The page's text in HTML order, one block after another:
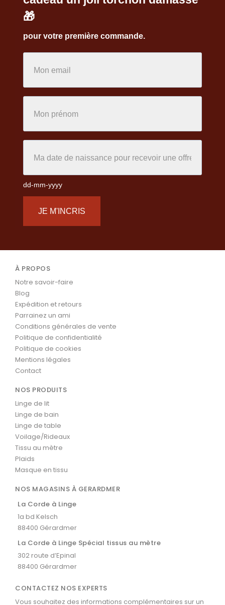
🎁
pour votre première commande.
dd-mm-yyyy
JE M'INCRIS
À PROPOS
Notre savoir-faire
Blog
Expédition et retours
Parrainez un ami
Conditions générales de vente
Politique de confidentialité
Politique de cookies
Mentions légales
Contact
NOS PRODUITS
Linge de lit
Linge de bain
Linge de table
Voilage/Rideaux
Tissu au mètre
Plaids
Masque en tissu
NOS MAGASINS À GERARDMER
La Corde à Linge
1a bd Kelsch
88400 Gérardmer
La Corde à Linge Spécial tissus au mètre
302 route d’Epinal
88400 Gérardmer
CONTACTEZ NOS EXPERTS
Vous souhaitez des informations complémentaires sur un